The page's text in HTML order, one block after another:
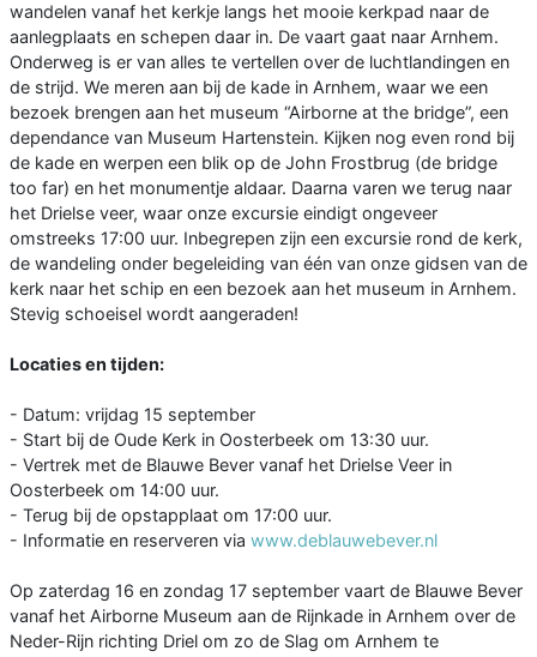
wandelen vanaf het kerkje langs het mooie kerkpad naar de
aanlegplaats en schepen daar in. De vaart gaat naar Arnhem.
Onderweg is er van alles te vertellen over de luchtlandingen en
de strijd. We meren aan bij de kade in Arnhem, waar we een
bezoek brengen aan het museum “Airborne at the bridge”, een
dependance van Museum Hartenstein. Kijken nog even rond bij
de kade en werpen een blik op de John Frostbrug (de bridge
too far) en het monumentje aldaar. Daarna varen we terug naar
het Drielse veer, waar onze excursie eindigt ongeveer
omstreeks 17:00 uur. Inbegrepen zijn een excursie rond de kerk,
de wandeling onder begeleiding van één van onze gidsen van de
kerk naar het schip en een bezoek aan het museum in Arnhem.
Stevig schoeisel wordt aangeraden!
Locaties en tijden:
- Datum: vrijdag 15 september
- Start bij de Oude Kerk in Oosterbeek om 13:30 uur.
- Vertrek met de Blauwe Bever vanaf het Drielse Veer in
Oosterbeek om 14:00 uur.
- Terug bij de opstapplaat om 17:00 uur.
- Informatie en reserveren via www.deblauwebever.nl
Op zaterdag 16 en zondag 17 september vaart de Blauwe Bever
vanaf het Airborne Museum aan de Rijnkade in Arnhem over de
Neder-Rijn richting Driel om zo de Slag om Arnhem te